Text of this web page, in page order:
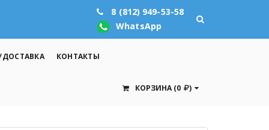
8 (812) 949-53-58
WhatsApp
КОНТАКТЫ
КОРЗИНА (0 )